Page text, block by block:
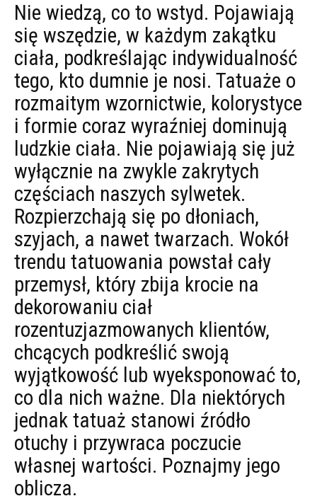
Nie wiedzą, co to wstyd. Pojawiają
się wszędzie, w każdym zakątku
ciała, podkreślając indywidualność
tego, kto dumnie je nosi. Tatuaże o
rozmaitym wzornictwie, kolorystyce
i formie coraz wyraźniej dominują
ludzkie ciała. Nie pojawiają się już
wyłącznie na zwykle zakrytych
częściach naszych sylwetek.
Rozpierzchają się po dłoniach,
szyjach, a nawet twarzach. Wokół
trendu tatuowania powstał cały
przemysł, który zbija krocie na
dekorowaniu ciał
rozentuzjazmowanych klientów,
chcących podkreślić swoją
wyjątkowość lub wyeksponować to,
co dla nich ważne. Dla niektórych
jednak tatuaż stanowi źródło
otuchy i przywraca poczucie
własnej wartości. Poznajmy jego
oblicza.